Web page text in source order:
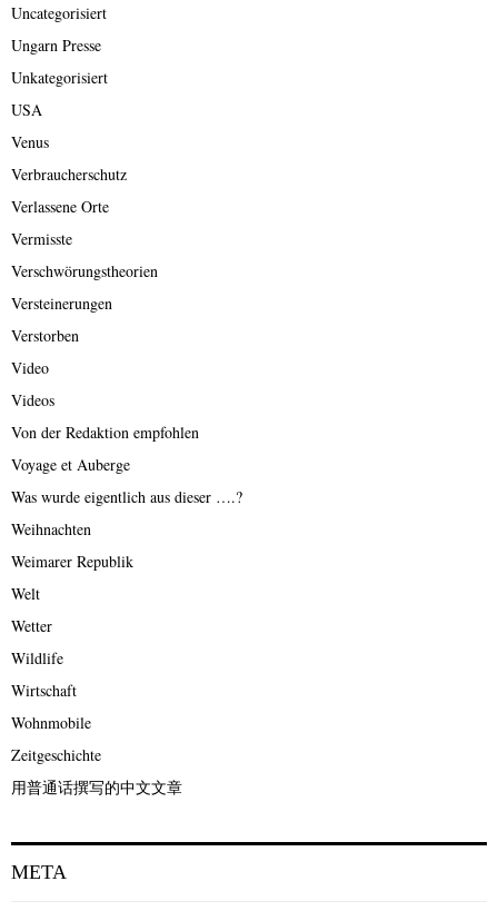
Uncategorisiert
Ungarn Presse
Unkategorisiert
USA
Venus
Verbraucherschutz
Verlassene Orte
Vermisste
Verschwörungstheorien
Versteinerungen
Verstorben
Video
Videos
Von der Redaktion empfohlen
Voyage et Auberge
Was wurde eigentlich aus dieser ….?
Weihnachten
Weimarer Republik
Welt
Wetter
Wildlife
Wirtschaft
Wohnmobile
Zeitgeschichte
用普通话撰写的中文文章
META